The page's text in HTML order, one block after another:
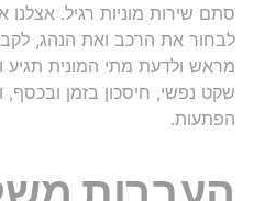
סתם שירות מוניות רגיל.
לבחור את הרכב ואת הנהג,
מראש ולדעת מתי המונית תגיע
שקט נפשי, חיסכון בזמן ובכסף,
הפתעות.